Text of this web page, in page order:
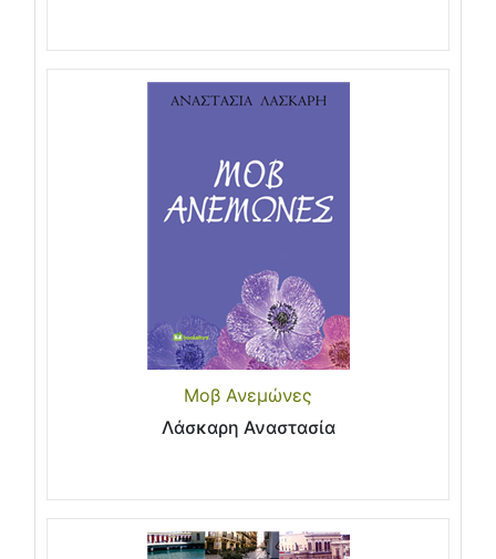
Μοβ Ανεμώνες
Λάσκαρη Αναστασία